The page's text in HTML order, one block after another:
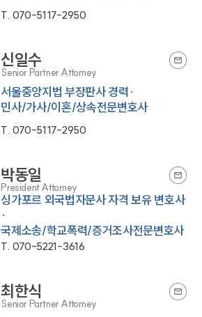
T. 070-5117-2950
신일수
Senior Partner Attorney
서울중앙지법 부장판사 경력·
민사/가사/이혼/상속전문변호사
T. 070-5117-2950
박동일
President Attorney
싱가포르 외국법자문사 자격 보유 변호사
·
국제소송/학교폭력/증거조사전문변호사
T. 070-5221-3616
최한식
Senior Partner Attorney